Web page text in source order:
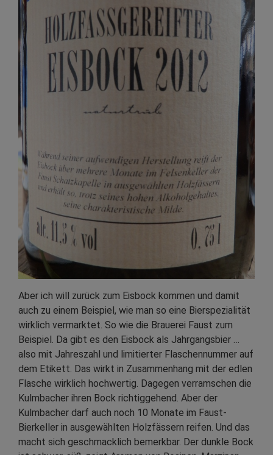
Aber ich will zurück zum Eisbock kommen und damit
auch zu einem Beispiel, wie man so eine Bierspezialität
wirklich vermarktet. So wie die Brauerei Faust zum
Beispiel. Da gibt es den Eisbock als Jahrgangsbier …
also mit Jahreszahl und limitierter Flaschennummer auf
dem Etikett. Das wirkt in Zusammenhang mit der edlen
Flasche wirklich hochwertig. Dagegen verramschen die
Kulmbacher ihren Bock richtiggehend. Aber der
Kulmbacher darf auch noch 10 Monate im Faust-
Bierkeller in ausgewählten Holzfässern reifen. Und das
macht sich geschmacklich bemerkbar. Der dunkle Bock